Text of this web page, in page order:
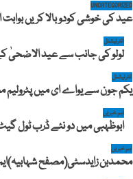
UNCATEGORIZED
عید کی خوشی کودوبالا کریں
انٹرنیشنل
لولو کی جانب سے عید الاضحیٰ
انٹرنیشنل
یکم جون سے یواے ای میں
اہم خبریں
ابوظہبی میں دو نئے ڈرب ٹول گیٹ غنتوت
اہم خبریں
محمدبن زایدسٹی(مصفح شہابیہ)ایم9 اورایم12میں 6مئی